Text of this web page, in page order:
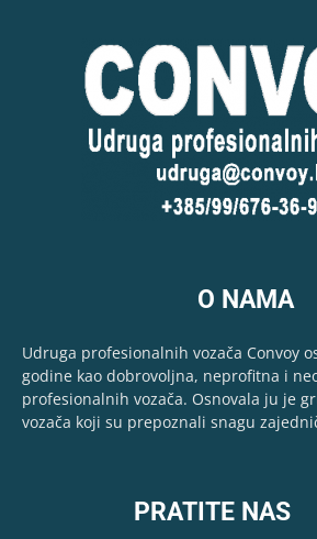
O NAMA
Udruga profesionalnih vozača Convoy
godine kao dobrovoljna, neprofitna i
profesionalnih vozača. Osnovala ju je
vozača koji su prepoznali snagu
PRATITE NAS